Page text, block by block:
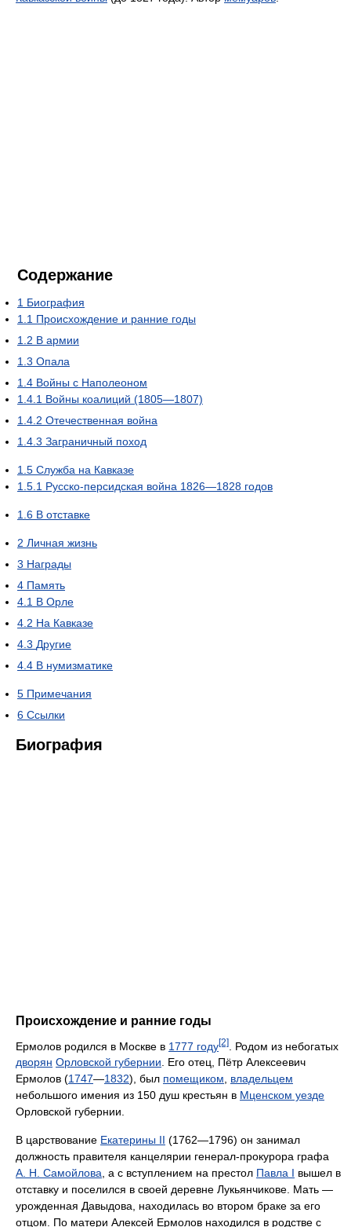
Содержание
1 Биография
1.1 Происхождение и ранние годы
1.2 В армии
1.3 Опала
1.4 Войны с Наполеоном
1.4.1 Войны коалиций (1805—1807)
1.4.2 Отечественная война
1.4.3 Заграничный поход
1.5 Служба на Кавказе
1.5.1 Русско-персидская война 1826—1828 годов
1.6 В отставке
2 Личная жизнь
3 Награды
4 Память
4.1 В Орле
4.2 На Кавказе
4.3 Другие
4.4 В нумизматике
5 Примечания
6 Ссылки
Биография
Происхождение и ранние годы
Ермолов родился в Москве в 1777 году[2]
. Родом из небогатых
дворян Орловской губернии. Его отец, Пётр Алексеевич
Ермолов (1747—1832), был помещиком, владельцем
небольшого имения из 150 душ крестьян в Мценском уезде
Орловской губернии.
В царствование Екатерины II (1762—1796) он занимал
должность правителя канцелярии генерал-прокурора графа
А. Н. Самойлова, а с вступлением на престол Павла I вышел в
отставку и поселился в своей деревне Лукьянчикове. Мать —
урожденная Давыдова, находилась во втором браке за его
отцом. По матери Алексей Ермолов находился в родстве с